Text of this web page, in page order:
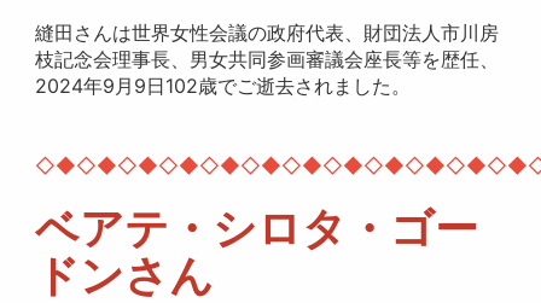
縫田さんは世界女性会議の政府代表、財団法人市川房
枝記念会理事長、男女共同参画審議会座長等を歴任、
2024年9月9日102歳でご逝去されました。
ベアテ・シロタ・ゴー
ドンさん